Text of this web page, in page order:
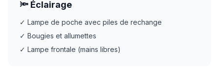
🔦 Éclairage
✓ Lampe de poche avec piles de rechange
✓ Bougies et allumettes
✓ Lampe frontale (mains libres)